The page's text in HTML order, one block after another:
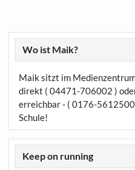
Wo ist Maik?
Maik sitzt im
direkt ( 04471-706002 )
erreichbar - ( 0176-
Schule!
Keep on running